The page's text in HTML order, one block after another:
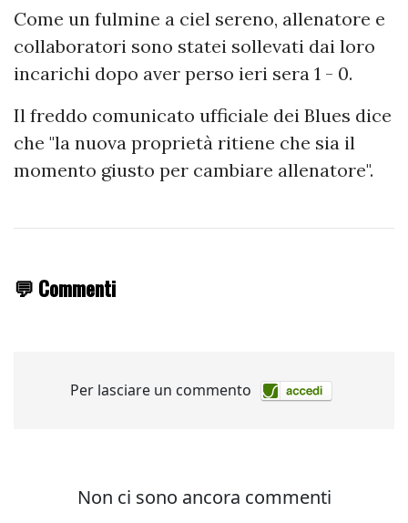
Come un fulmine a ciel sereno, allenatore e
collaboratori sono statei sollevati dai loro
incarichi dopo aver perso ieri sera 1 - 0.
Il freddo comunicato ufficiale dei Blues dice
che "la nuova proprietà ritiene che sia il
momento giusto per cambiare allenatore".
💬 Commenti